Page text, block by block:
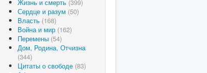
Жизнь и смерть (399)
Сердце и разум (50)
Власть (168)
Война и мир (162)
Перемены (54)
Дом, Родина, Отчизна
(344)
Цитаты о свободе (83)